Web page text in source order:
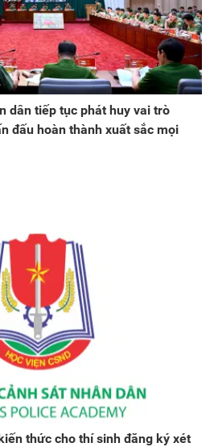
dân tiếp tục phát huy vai trò
đấu hoàn thành xuất sắc mọi
thức cho thí sinh đăng ký xét